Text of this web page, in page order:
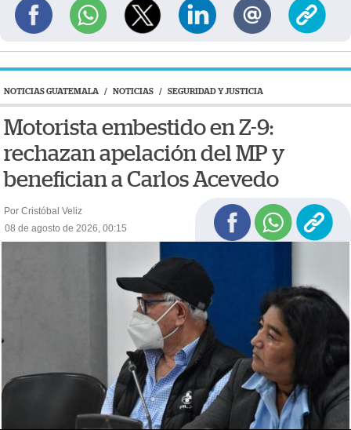
NOTICIAS GUATEMALA / NOTICIAS / SEGURIDAD Y JUSTICIA
Motorista embestido en Z-9:
rechazan apelación del MP y
benefician a Carlos Acevedo
Por Cristóbal Veliz
08 de agosto de 2026, 00:15